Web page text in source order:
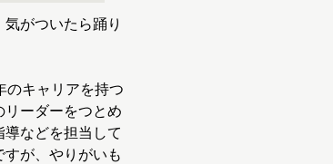
がついたら踊り
キャリアを持つ
リーダーをつとめ
などを担当して
が、やりがいも